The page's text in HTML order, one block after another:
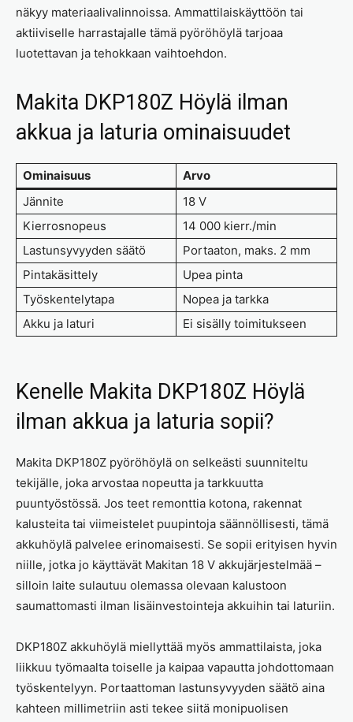
näkyy materiaalivalinnoissa. Ammattilaiskäyttöön tai
aktiiviselle harrastajalle tämä pyöröhöylä tarjoaa
luotettavan ja tehokkaan vaihtoehdon.
Makita DKP180Z Höylä ilman
akkua ja laturia ominaisuudet
Ominaisuus
Arvo
Jännite
18 V
Kierrosnopeus
14 000 kierr./min
Lastunsyvyyden säätö
Portaaton, maks. 2 mm
Pintakäsittely
Upea pinta
Työskentelytapa
Nopea ja tarkka
Akku ja laturi
Ei sisälly toimitukseen
Kenelle Makita DKP180Z Höylä
ilman akkua ja laturia sopii?
Makita DKP180Z pyöröhöylä on selkeästi suunniteltu
tekijälle, joka arvostaa nopeutta ja tarkkuutta
puuntyöstössä. Jos teet remonttia kotona, rakennat
kalusteita tai viimeistelet puupintoja säännöllisesti, tämä
akkuhöylä palvelee erinomaisesti. Se sopii erityisen hyvin
niille, jotka jo käyttävät Makitan 18 V akkujärjestelmää –
silloin laite sulautuu olemassa olevaan kalustoon
saumattomasti ilman lisäinvestointeja akkuihin tai laturiin.
DKP180Z akkuhöylä miellyttää myös ammattilaista, joka
liikkuu työmaalta toiselle ja kaipaa vapautta johdottomaan
työskentelyyn. Portaattoman lastunsyvyyden säätö aina
kahteen millimetriin asti tekee siitä monipuolisen